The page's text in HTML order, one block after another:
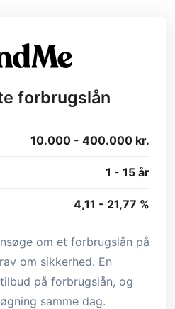
forbrugslån
10.000 - 400.000 kr.
1 - 15 år
4,11 - 21,77 %
om et forbrugslån på
om sikkerhed. En
på forbrugslån, og
samme dag.